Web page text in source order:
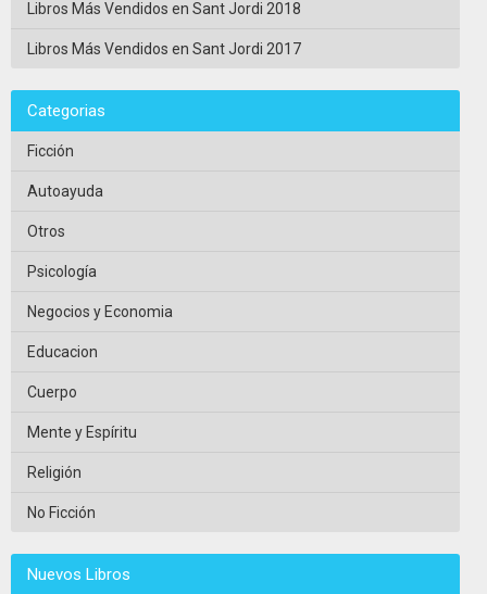
Libros Más Vendidos en Sant Jordi 2018
Libros Más Vendidos en Sant Jordi 2017
Categorias
Ficción
Autoayuda
Otros
Psicología
Negocios y Economia
Educacion
Cuerpo
Mente y Espíritu
Religión
No Ficción
Nuevos Libros